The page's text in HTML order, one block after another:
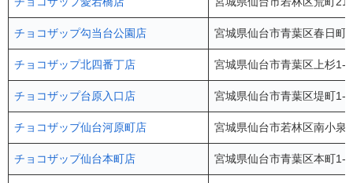
チョコザップ勾当台公園店 宮城県仙台市青葉区春日
チョコザップ北四番丁店 宮城県仙台市青葉区上杉
チョコザップ台原入口店 宮城県仙台市青葉区堤町
チョコザップ仙台河原町店 宮城県仙台市若林区南小
チョコザップ仙台本町店 宮城県仙台市青葉区本町